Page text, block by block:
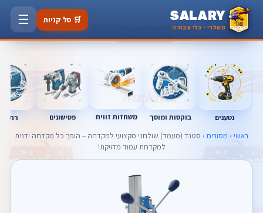
SALARY
סאלרי · כלי עבודה
🛒 סל קניות ☰
נטענים בוקסות ומוסך משחזות זווית פטישונים
ראשי › מסורים › סטנד (מעמד) שולחני מקצועי למקדחה – הופך כל מקדחה ידנית
למקדחת עמוד מדויקת!